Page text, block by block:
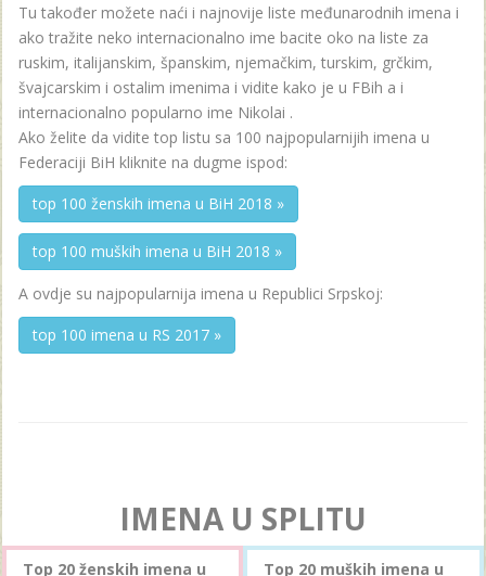
Tu također možete naći i najnovije liste međunarodnih imena i
ako tražite neko internacionalno ime bacite oko na liste za
ruskim, italijanskim, španskim, njemačkim, turskim, grčkim,
švajcarskim i ostalim imenima i vidite kako je u FBih a i
internacionalno popularno ime Nikolai .
Ako želite da vidite top listu sa 100 najpopularnijih imena u
Federaciji BiH kliknite na dugme ispod:
top 100 ženskih imena u BiH 2018 »
top 100 muških imena u BiH 2018 »
A ovdje su najpopularnija imena u Republici Srpskoj:
top 100 imena u RS 2017 »
IMENA U SPLITU
Top 20 ženskih imena u Top 20 muških imena u